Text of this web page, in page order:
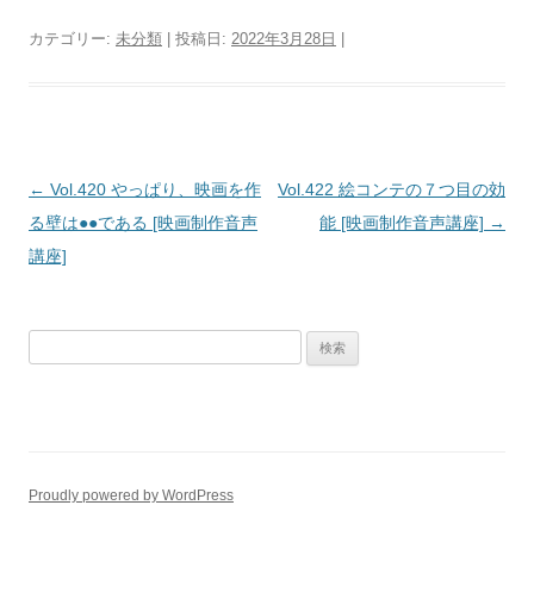
カテゴリー: 未分類 | 投稿日: 2022年3月28日
投
稿
ナ
← Vol.420 やっぱり、映画を作
る壁は●●である [映画制作音声
講座]
Vol.422 絵コンテの７つ目の効
能 [映画制作音声講座] →
Proudly powered by WordPress